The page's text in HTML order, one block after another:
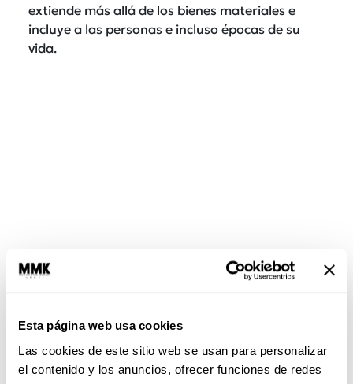
Esta página web usa cookies
Las cookies de este sitio web se usan para personalizar
el contenido y los anuncios, ofrecer funciones de redes
extiende más allá de los bienes materiales e
incluye a las personas e incluso épocas de su
vida.
Lo que más le cuesta soltar:
zona de
relación que les daba comodidad y estabilidad.
Su lema es: si funcionó antes, ¿por qué cambiar?